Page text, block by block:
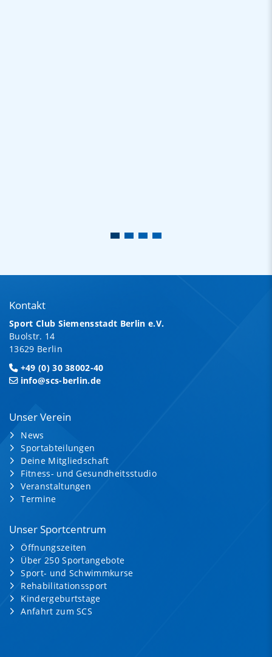
Kontakt
Sport Club Siemensstadt Berlin e.V.
Buolstr. 14
13629 Berlin
+49 (0) 30 38002-40
info@scs-berlin.de
Unser Verein
News
Sportabteilungen
Deine Mitgliedschaft
Fitness- und Gesundheitsstudio
Veranstaltungen
Termine
Unser Sportcentrum
Öffnungszeiten
Über 250 Sportangebote
Sport- und Schwimmkurse
Rehabilitationssport
Kindergeburtstage
Anfahrt zum SCS